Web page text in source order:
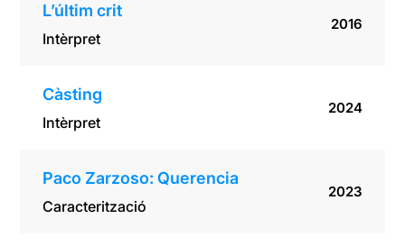
L’últim crit
Intèrpret
2016
Càsting
Intèrpret
2024
Paco Zarzoso: Querencia
Caracterització
2023